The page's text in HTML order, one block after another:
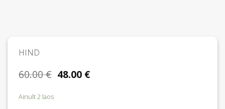
HIND
60.00€ Algne
48.00 €Praegune
Ainult 2 laos